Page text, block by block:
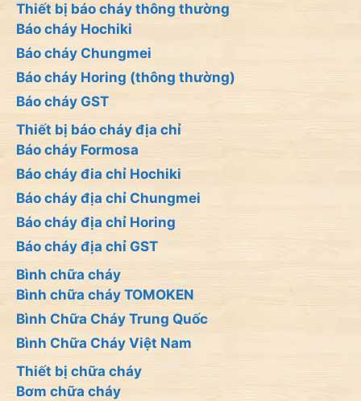
Thiết bị báo cháy thông thường
Báo cháy Hochiki
Báo cháy Chungmei
Báo cháy Horing (thông thường)
Báo cháy GST
Thiết bị báo cháy địa chỉ
Báo cháy Formosa
Báo cháy đia chỉ Hochiki
Báo cháy địa chỉ Chungmei
Báo cháy địa chỉ Horing
Báo cháy địa chỉ GST
Bình chữa cháy
Bình chữa cháy TOMOKEN
Bình Chữa Cháy Trung Quốc
Bình Chữa Cháy Việt Nam
Thiết bị chữa cháy
Bơm chữa cháy